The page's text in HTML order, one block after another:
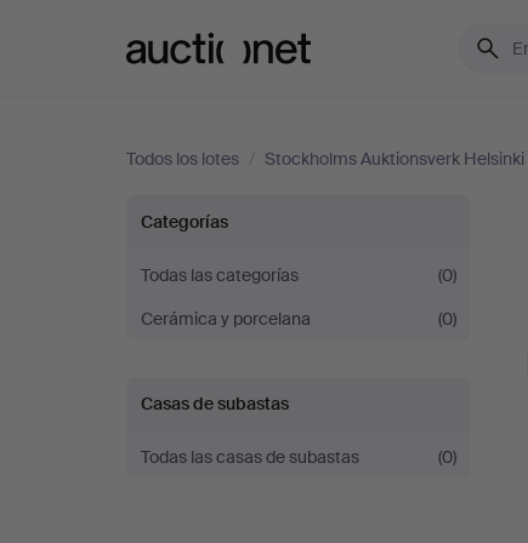
Todos los lotes / Stockholms Auktionsverk Helsinki
Oriental
en
Stockholms
Auktionsverk
Helsinki
Categorías
Todas las categorías
(0)
Cerámica y porcelana
(0)
Casas de subastas
Todas las casas de subastas (0)